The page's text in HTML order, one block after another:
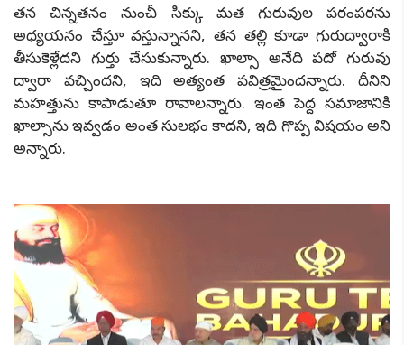
తన చిన్నతనం నుంచీ సిక్కు మత గురువుల పరంపరను
అధ్యయనం చేస్తూ వస్తున్నానని, తన తల్లి కూడా గురుద్వారాకి
తీసుకెళ్లేదని గుర్తు చేసుకున్నారు. ఖాల్సా అనేది పదో గురువు
ద్వారా వచ్చిందని, ఇది అత్యంత పవిత్రమైందన్నారు. దీనిని
మహత్తును కాపాడుతూ రావాలన్నారు. ఇంత పెద్ద సమాజానికి
ఖాల్సాను ఇవ్వడం అంత సులభం కాదని, ఇది గొప్ప విషయం అని
అన్నారు.